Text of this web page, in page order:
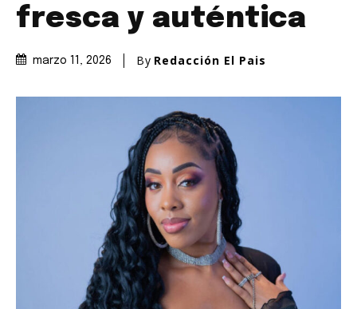
fresca y auténtica
marzo 11, 2026 By Redacción El Pais